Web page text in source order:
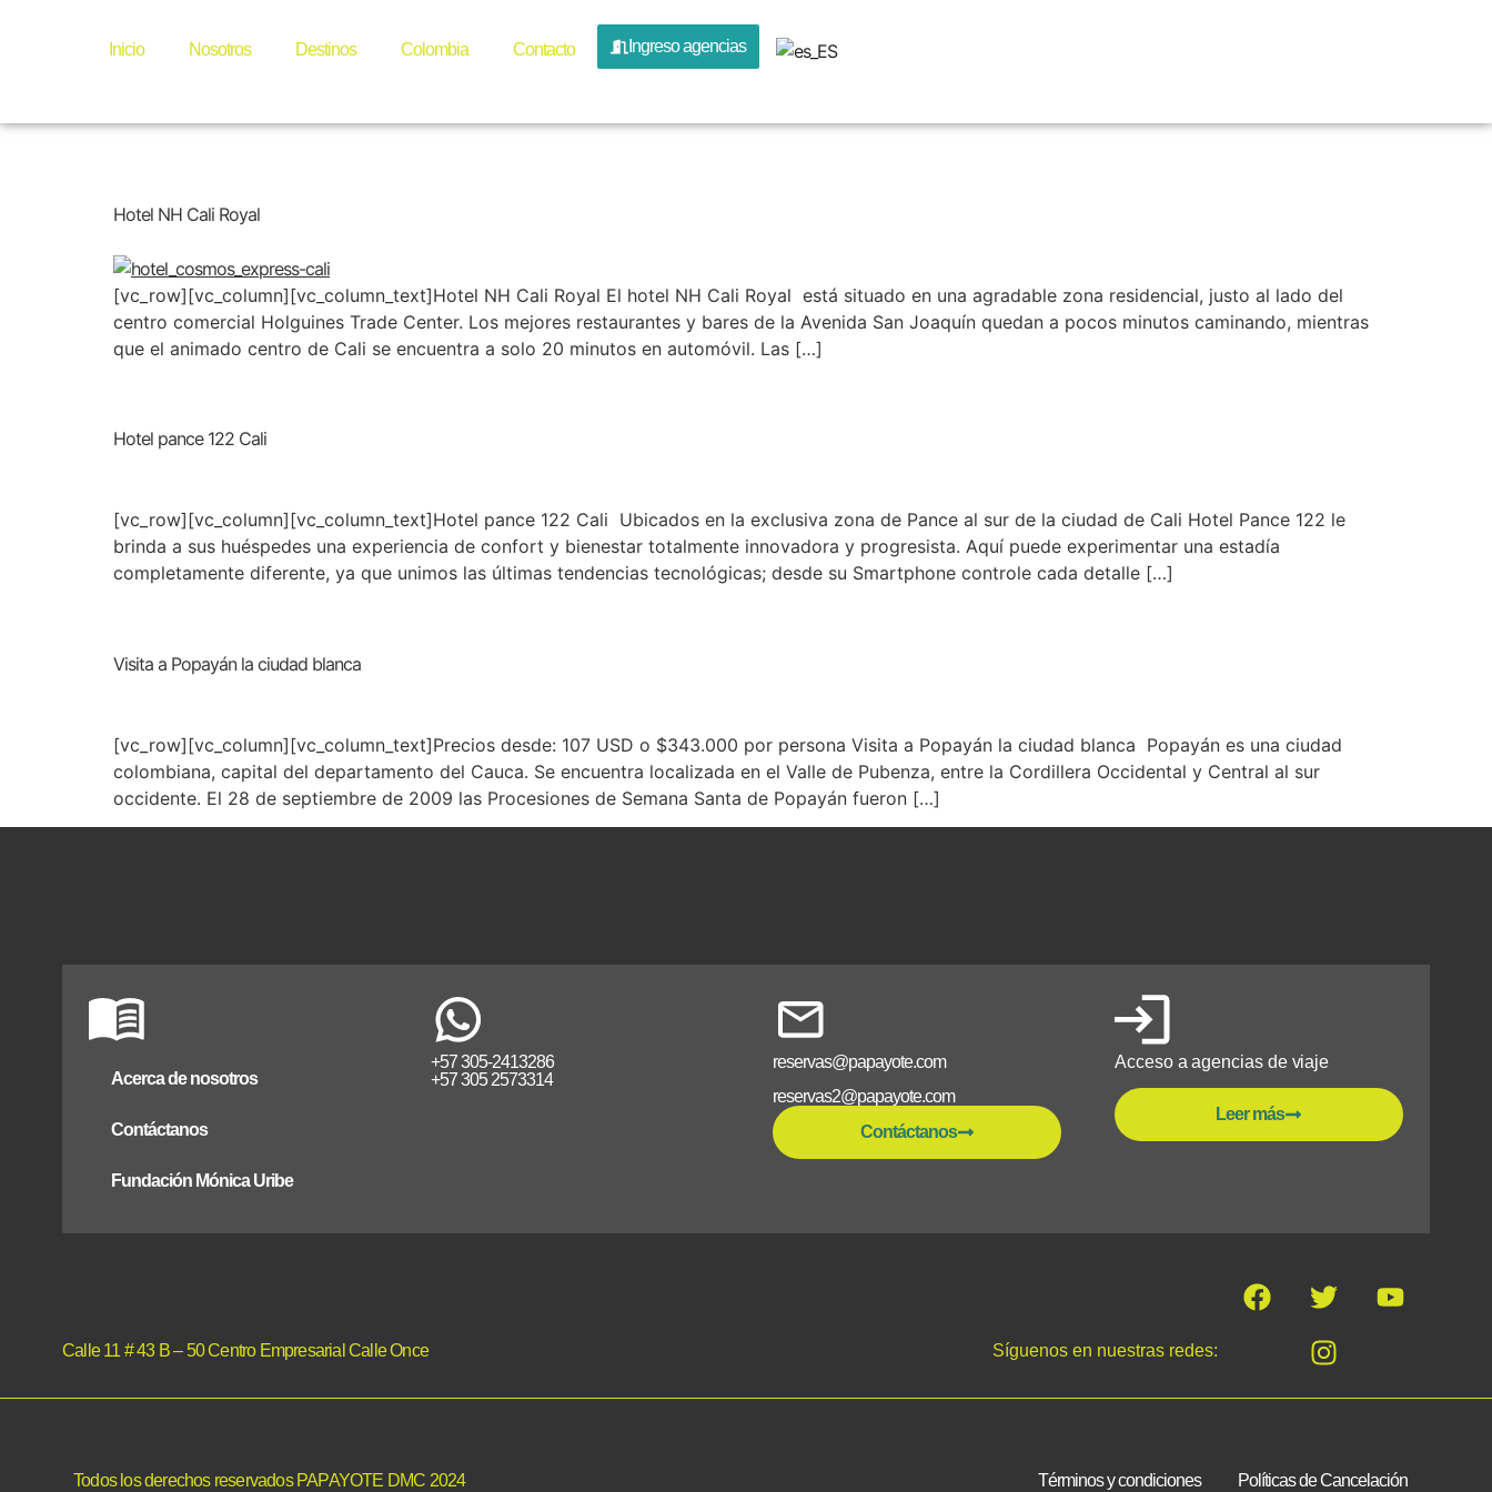
Inicio Nosotros Destinos Colombia Contacto Ingreso agencias
Categoría:Hoteles Cali
Hotel NH Cali Royal
[vc_row][vc_column][vc_column_text]Hotel NH Cali Royal El hotel NH Cali Royal está situado en una agradable zona residencial, justo al lado del
centro comercial Holguines Trade Center. Los mejores restaurantes y bares de la Avenida San Joaquín quedan a pocos minutos caminando, mientras
que el animado centro de Cali se encuentra a solo 20 minutos en automóvil. Las […]
Hotel pance 122 Cali
[vc_row][vc_column][vc_column_text]Hotel pance 122 Cali Ubicados en la exclusiva zona de Pance al sur de la ciudad de Cali Hotel Pance 122 le
brinda a sus huéspedes una experiencia de confort y bienestar totalmente innovadora y progresista. Aquí puede experimentar una estadía
completamente diferente, ya que unimos las últimas tendencias tecnológicas; desde su Smartphone controle cada detalle […]
Visita a Popayán la ciudad blanca
[vc_row][vc_column][vc_column_text]Precios desde: 107 USD o $343.000 por persona Visita a Popayán la ciudad blanca Popayán es una ciudad
colombiana, capital del departamento del Cauca. Se encuentra localizada en el Valle de Pubenza, entre la Cordillera Occidental y Central al sur
occidente. El 28 de septiembre de 2009 las Procesiones de Semana Santa de Popayán fueron […]
Acerca de nosotros
Contáctanos
Fundación Mónica Uribe
+57 305-2413286
+57 305 2573314
reservas@papayote.com
reservas2@papayote.com
Contáctanos
Acceso a agencias de viaje
Leer más
Calle 11 # 43 B – 50 Centro Empresarial Calle Once Síguenos en nuestras redes:
Todos los derechos reservados PAPAYOTE DMC 2024 Términos y condiciones Políticas de Cancelación